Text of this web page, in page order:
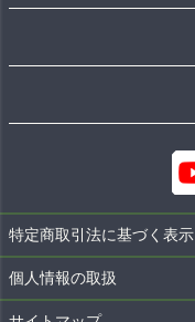
特定商取引法に基づく表示
個人情報の取扱